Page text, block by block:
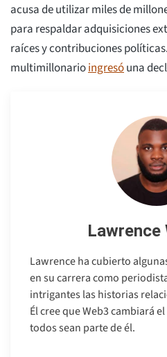
acusa de utilizar miles de
para respaldar adquisiciones
raíces y contribuciones
multimillonarioingresóuna
Lawrence
Lawrence ha cubierto
en su carrera como
intrigantes las historias
Él cree que Web3 cambiará
todos sean parte de él.